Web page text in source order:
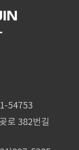
54753
로 382번길